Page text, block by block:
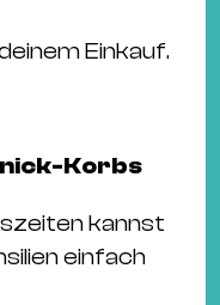
Einkauf.
Korbs
kannst
einfach